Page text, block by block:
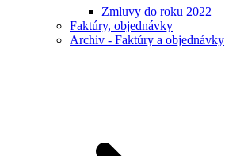
Zmluvy do roku 2022
Faktúry, objednávky
Archiv - Faktúry a objednávky